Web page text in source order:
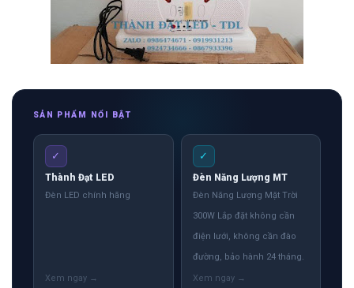
SẢN PHẨM NỔI BẬT
✓
Thành Đạt LED
Đèn LED chính hãng
✓
Đèn Năng Lượng MT
Đèn Năng Lượng Mặt Trời
300W Lắp đặt không cần
điện lưới, không cần đào
đường, bảo hành 24 tháng.